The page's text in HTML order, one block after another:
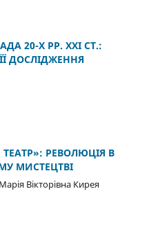
20-Х РР. ХХІ СТ.:
ДОСЛІДЖЕННЯ
РЕВОЛЮЦІЯ В
МИСТЕЦТВІ
Вікторівна Кирея